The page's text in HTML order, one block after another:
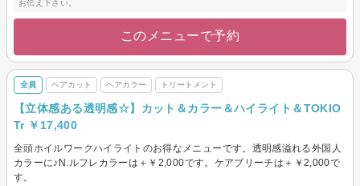
お伝え下さい。
このメニューで予約
全員 ヘアカット ヘアカラー トリートメント
【立体感ある透明感☆】カット＆カラー＆ハイライト＆TOKIO
Tr ￥17,400
全頭ホイルワークハイライトのお得なメニューです。透明感溢れる外国人
カラーに♪N.ルフレカラーは＋￥2,000です。ケアブリーチは＋￥2,000で
す。